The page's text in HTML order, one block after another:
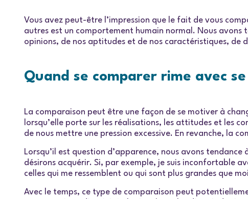
Vous avez peut-être l’impression que le fait de vous
autres est un comportement humain normal. Nous
opinions, de nos aptitudes et de nos caractéristiques, de
Quand se comparer rime avec
La comparaison peut être une façon de se motiver à
lorsqu’elle porte sur les réalisations, les attitudes et les
de nous mettre une pression excessive. En revanche, la
Lorsqu’il est question d’apparence, nous avons
désirons acquérir. Si, par exemple, je suis inconfortable
celles qui me ressemblent ou qui sont plus grandes que
Avec le temps, ce type de comparaison peut